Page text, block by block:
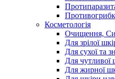
Косметологія
Очищення,
Для зрілої
Для сухої та
Для чутливої
Для жирної